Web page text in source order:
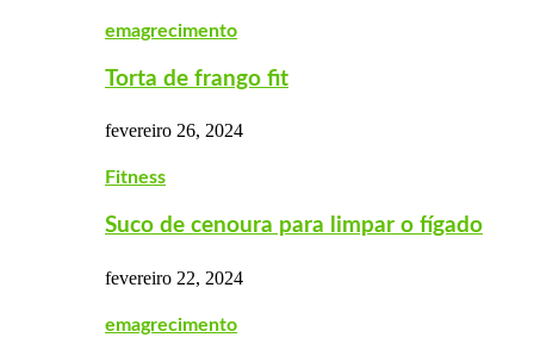
emagrecimento
Torta de frango fit
fevereiro 26, 2024
Fitness
Suco de cenoura para limpar o fígado
fevereiro 22, 2024
emagrecimento